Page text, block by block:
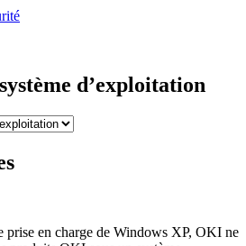
d’exploitation
prise en charge de Windows XP, OKI ne